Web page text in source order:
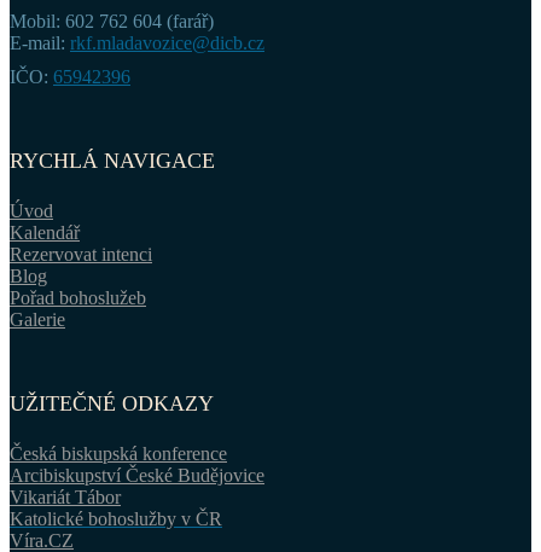
Mobil: 602 762 604 (farář)
E-mail: rkf.mladavozice@dicb.cz
IČO: 65942396
RYCHLÁ NAVIGACE
Úvod
Kalendář
Rezervovat intenci
Blog
Pořad bohoslužeb
Galerie
UŽITEČNÉ ODKAZY
Česká biskupská konference
Arcibiskupství České Budějovice
Vikariát Tábor
Katolické bohoslužby v ČR
Víra.CZ